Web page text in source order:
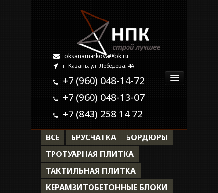
oksanamarkova@bk.ru
г. Казань, ул. Лебедева, 4А
+7 (960) 048-14-72
+7 (960) 048-13-07
+7 (843) 258 14 72
Главная
Продукция
Наши работы
ВСЕ БРУСЧАТКА
БОРДЮРЫ
ТРОТУАРНАЯ ПЛИТКА
ТАКТИЛЬНАЯ ПЛИТКА
КЕРАМЗИТОБЕТОННЫЕ БЛОКИ